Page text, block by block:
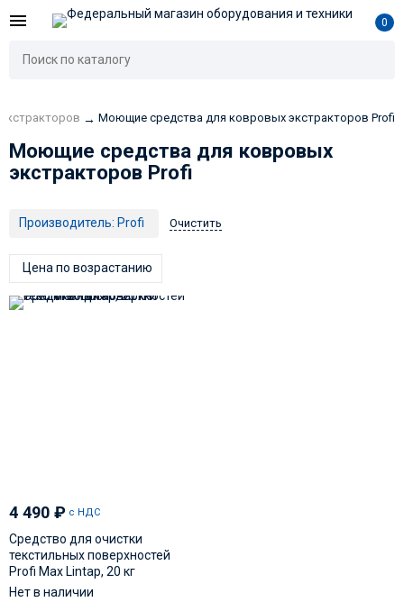
0
→ Моющие средства для ковровых экстракторов Profi
Моющие средства для ковровых
экстракторов Profi
Производитель: Profi Очистить
Цена по возрастанию
4 490 ₽ с НДС
Средство для очистки
текстильных поверхностей
Profi Max Lintap, 20 кг
Нет в наличии